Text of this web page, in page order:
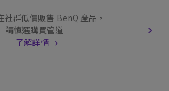
社群低價販售 BenQ 產品，
請慎選購買管道
了解詳情